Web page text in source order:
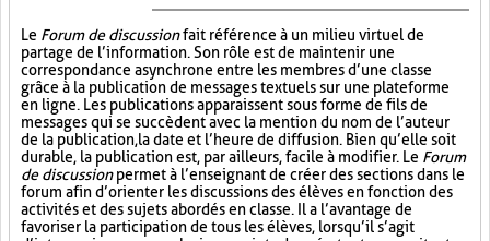
Le Forum de discussionfait référence à un milieu virtuel de
partage de l’information. Son rôle est de maintenir une
correspondance asynchrone entre les membres d’une classe
grâce à la publication de messages textuels sur une plateforme
en ligne. Les publications apparaissent sous forme de fils de
messages qui se succèdent avec la mention du nom de l’auteur
de la publication, la date et l’heure de diffusion. Bien qu’elle soit
durable, la publication est, par ailleurs, facile à modifier. Le Forum
de discussionpermet à l’enseignant de créer des sections dans le
forum afin d’orienter les discussions des élèves en fonction des
activités et des sujets abordés en classe. Il a l’avantage de
favoriser la participation de tous les élèves, lorsqu’il s’agit